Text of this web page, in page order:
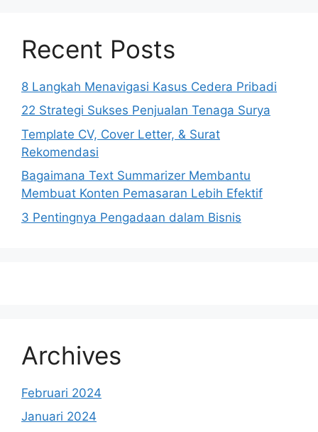
Recent Posts
8 Langkah Menavigasi Kasus Cedera Pribadi
22 Strategi Sukses Penjualan Tenaga Surya
Template CV, Cover Letter, & Surat
Rekomendasi
Bagaimana Text Summarizer Membantu
Membuat Konten Pemasaran Lebih Efektif
3 Pentingnya Pengadaan dalam Bisnis
Archives
Februari 2024
Januari 2024